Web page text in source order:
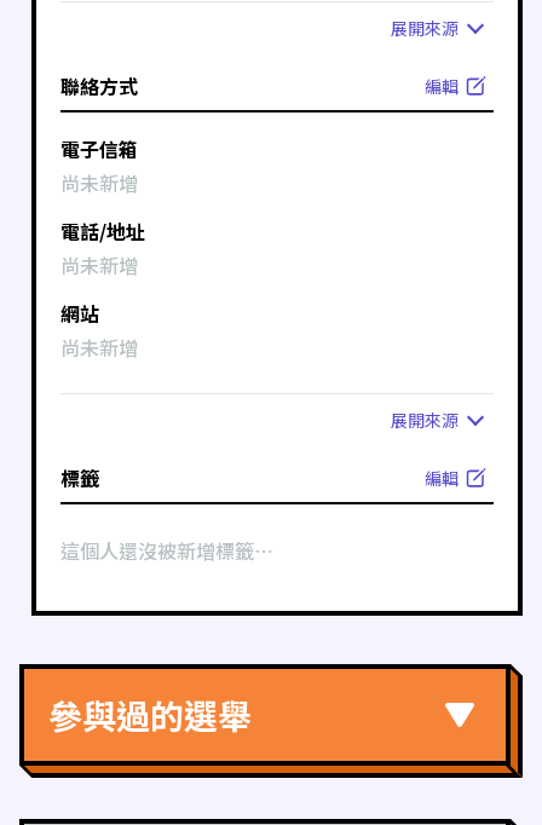
展開來源
聯絡方式 編輯
電子信箱
尚未新增
電話/地址
尚未新增
網站
尚未新增
展開來源
標籤 編輯
這個人還沒被新增標籤⋯
參與過的選舉